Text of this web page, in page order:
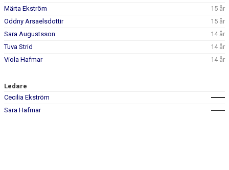
KONTAKT
Märta Ekström
15 år
Oddny Arsaelsdottir
15 år
Sara Augustsson
14 år
Tuva Strid
14 år
Viola Hafmar
14 år
Ledare
Cecilia Ekström
Sara Hafmar